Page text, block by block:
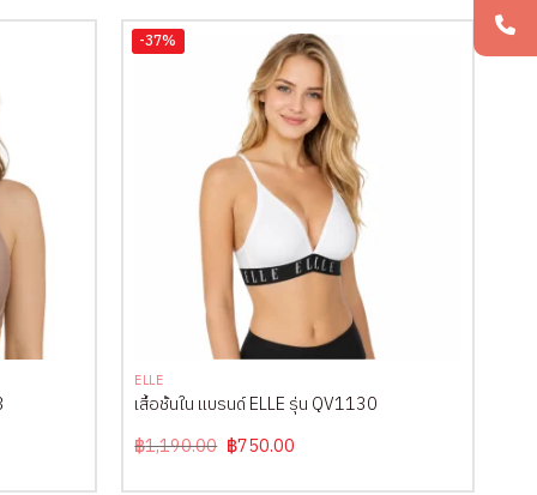
-37%
ELLE
เสื้อชั้นใน แบรนด์ ELLE รุ่น QV1130
฿1,190.00 Original
price
฿750.00Current